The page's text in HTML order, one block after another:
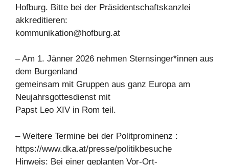
Hofburg. Bitte bei der Präsidentschaftskanzlei
akkreditieren:
kommunikation@hofburg.at
– Am 1. Jänner 2026 nehmen Sternsinger*innen aus
dem Burgenland
gemeinsam mit Gruppen aus ganz Europa am
Neujahrsgottesdienst mit
Papst Leo XIV in Rom teil.
– Weitere Termine bei der Politprominenz :
https://www.dka.at/presse/politikbesuche
Hinweis: Bei einer geplanten Vor-Ort-